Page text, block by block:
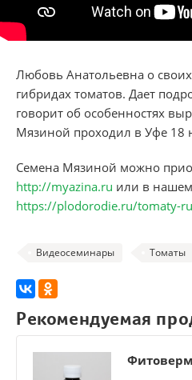
Любовь Анатольевна о
гибридах томатов. Дает
говорит об особенностях
Мязиной проходил в Уфе 18
Семена Мязиной можно
http://myazina.ru или в нашем
https://plodorodie.ru/tomaty-
Видеосеминары Томаты
Рекомендуемая